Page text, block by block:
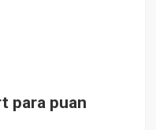
para puan